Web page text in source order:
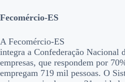
Fecomércio-ES
A Fecomércio-ES
integra a Confederação Nacional
empresas, que respondem por
empregam 719 mil pessoas. O